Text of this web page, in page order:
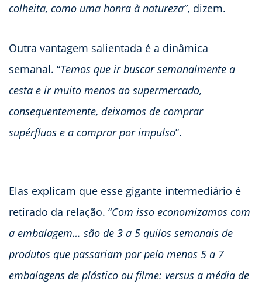
colheita, como uma honra à natureza”, dizem.
Outra vantagem salientada é a dinâmica
semanal. “Temos que ir buscar semanalmente a
cesta e ir muito menos ao supermercado,
consequentemente, deixamos de comprar
supérfluos e a comprar por impulso”.
Elas explicam que esse gigante intermediário é
retirado da relação. “Com isso economizamos com
a embalagem… são de 3 a 5 quilos semanais de
produtos que passariam por pelo menos 5 a 7
embalagens de plástico ou filme: versus a média de